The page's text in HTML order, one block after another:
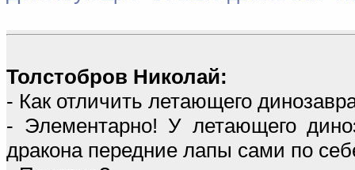
Толстобров Николай:
- Как отличить летающего
- Элементарно! У летающего
дракона передние лапы сами по